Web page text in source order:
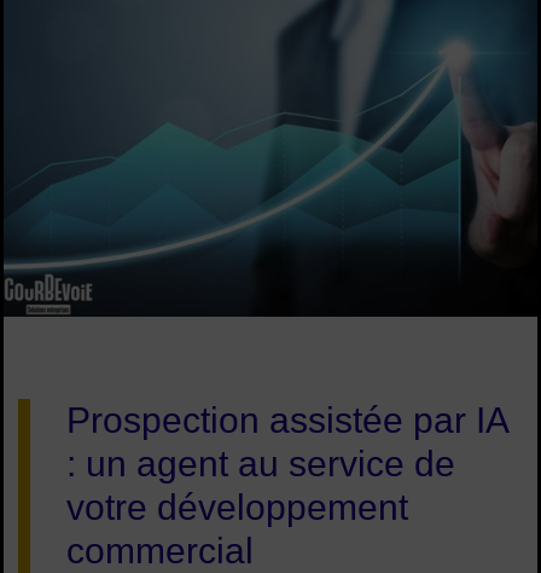
Prospection assistée par IA
: un agent au service de
votre développement
commercial